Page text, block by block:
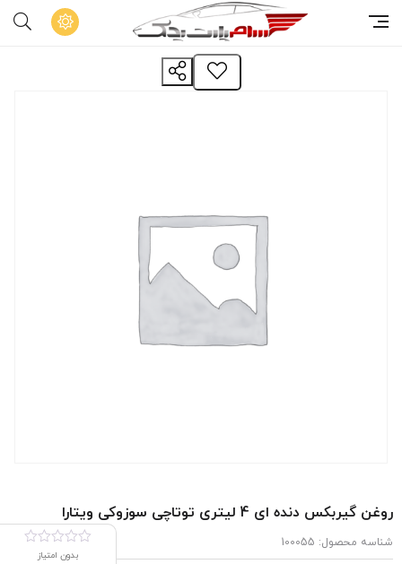
روغن گیربكس دنده ای 4 لیتری توتاچی سوزوکی ویتارا
شناسه محصول: 100055
بدون امتیاز